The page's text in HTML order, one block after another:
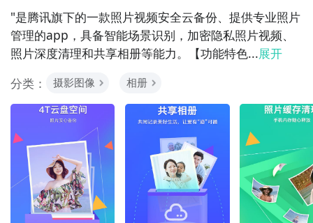
"是腾讯旗下的一款照片视频安全云备份、提供专业照片
管理的app，具备智能场景识别，加密隐私照片视频、
照片深度清理和共享相册等能力。【功能特色...展开
分类：
摄影图像 相册